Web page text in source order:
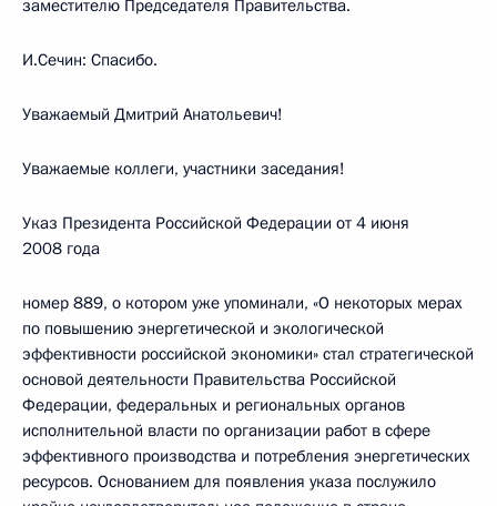
заместителю Председателя Правительства.
И.Сечин: Спасибо.
Уважаемый Дмитрий Анатольевич!
Уважаемые коллеги, участники заседания!
Указ Президента Российской Федерации от 4 июня
2008 года
номер 889, о котором уже упоминали, «О некоторых мерах
по повышению энергетической и экологической
эффективности российской экономики» стал стратегической
основой деятельности Правительства Российской
Федерации, федеральных и региональных органов
исполнительной власти по организации работ в сфере
эффективного производства и потребления энергетических
ресурсов. Основанием для появления указа послужило